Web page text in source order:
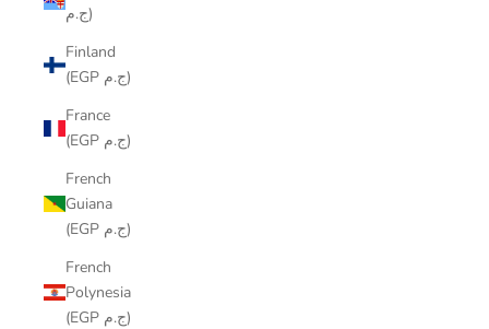
ج.م)
Finland
(EGP ج.م)
France
(EGP ج.م)
French
Guiana
(EGP ج.م)
French
Polynesia
(EGP ج.م)